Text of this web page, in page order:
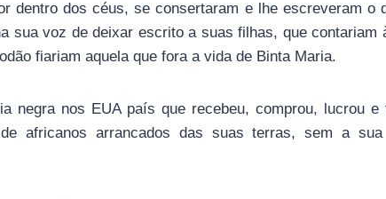
dentro dos céus, se consertaram e lhe escreveram o
sua voz de deixar escrito a suas filhas, que contariam
fiariam aquela que fora a vida de Binta Maria.
negra nos EUA país que recebeu, comprou, lucrou e
africanos arrancados das suas terras, sem a sua